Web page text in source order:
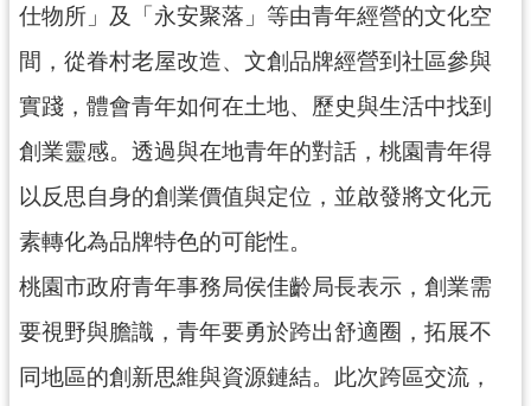
站
導
政
信
園
市
仕物所」及「永安聚落」等由青年經營的文化空
間，從眷村老屋改造、文創品牌經營到社區參與
實踐，體會青年如何在土地、歷史與生活中找到
創業靈感。透過與在地青年的對話，桃園青年得
以反思自身的創業價值與定位，並啟發將文化元
素轉化為品牌特色的可能性。
桃園市政府青年事務局侯佳齡局長表示，創業需
要視野與膽識，青年要勇於跨出舒適圈，拓展不
同地區的創新思維與資源鏈結。此次跨區交流，